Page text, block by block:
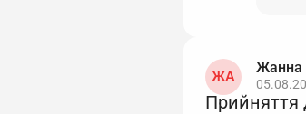
ЖА
Жанна
Прийняття